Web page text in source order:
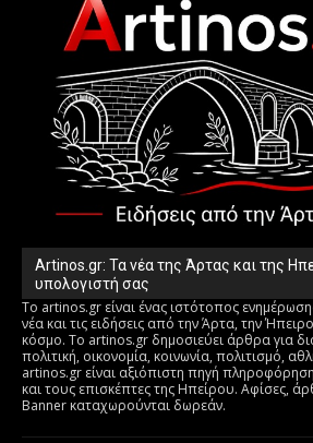
Artinos.gr: Τα νέα της Άρτας και της
υπολογιστή σας
Το artinos.gr είναι ένας ιστότοπος
νέα και τις ειδήσεις από την Άρτα, την
κόσμο. Το artinos.gr δημοσιεύει άρθρα για
πολιτική, οικονομία, κοινωνία, πολιτισμό,
artinos.gr είναι αξιόπιστη πηγή
και τους επισκέπτες της Ηπείρου. Αφίσες,
Banner καταχωρούνται δωρεάν.